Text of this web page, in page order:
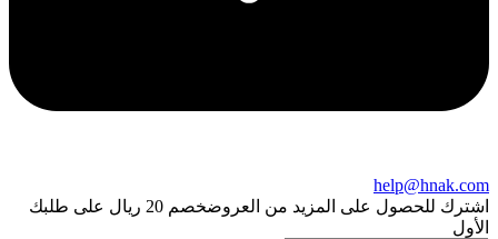
help@hnak.com
اشترك للحصول على المزيد من العروض
خصم 20 ريال على طلبك
الأول